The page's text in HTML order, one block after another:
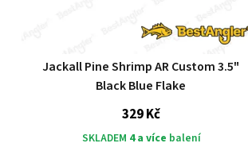
Jackall Pine Shrimp AR Custom 3.5"
Black Blue Flake
329 Kč
SKLADEM 4 a více balení